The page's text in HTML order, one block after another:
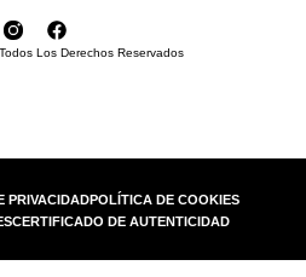
Los Derechos Reservados
PRIVACIDADPOLÍTICA DE COOKIES
CERTIFICADO DE AUTENTICIDAD